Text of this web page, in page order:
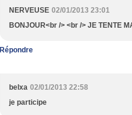
NERVEUSE 02/01/2013 23:01
BONJOUR<br /> <br /> JE TENTE
Répondre
belxa 02/01/2013 22:58
je participe